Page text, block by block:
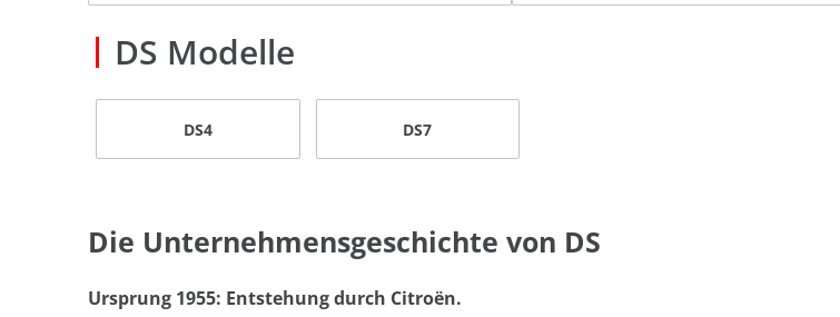
DS Modelle
DS4 DS7
Die Unternehmensgeschichte von DS
Ursprung 1955: Entstehung durch Citroën.